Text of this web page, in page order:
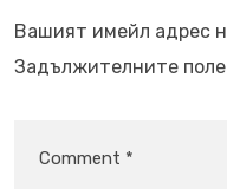
Вашият имейл адрес
Задължителните